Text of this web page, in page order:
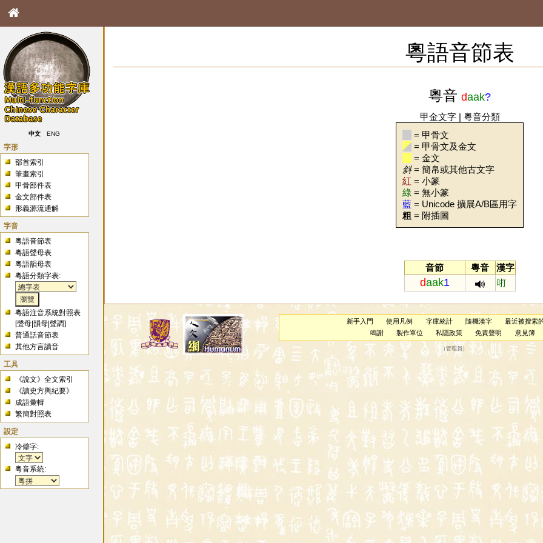
中文 ENG
字形
部首索引
筆畫索引
甲骨部件表
金文部件表
形義源流通解
字音
粵語音節表
粵語聲母表
粵語韻母表
粵語分類字表:
粵語注音系統對照表
[聲母 |韻母 |聲調]
普通話音節表
其他方言讀音
工具
《說文》全文索引
《讀史方輿紀要》
成語彙輯
繁簡對照表
設定
冷僻字:
粵音系統:
粵語音節表
粵音 daak?
甲金文字| 粵音分類
= 甲骨文
= 甲骨文及金文
= 金文
斜= 簡帛或其他古文字
紅 = 小篆
綠 = 無小篆
藍 = Unicode 擴展A/B區用字
粗 = 附插圖
音節 粵音 漢字
daak1 咑
新手入門 使用凡例 字庫統計 隨機漢字
最近被搜索
鳴謝
製作單位 私隱政策 免責聲明 意見簿
（管理員 ）